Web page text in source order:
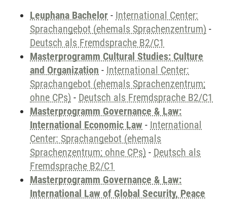
Leuphana Bachelor - International Center:
Sprachangebot (ehemals Sprachenzentrum) -
Deutsch als Fremdsprache B2/C1
Masterprogramm Cultural Studies: Culture
and Organization - International Center:
Sprachangebot (ehemals Sprachenzentrum;
ohne CPs) - Deutsch als Fremdsprache B2/C1
Masterprogramm Governance & Law:
International Economic Law - International
Center: Sprachangebot (ehemals
Sprachenzentrum; ohne CPs) - Deutsch als
Fremdsprache B2/C1
Masterprogramm Governance & Law:
International Law of Global Security, Peace